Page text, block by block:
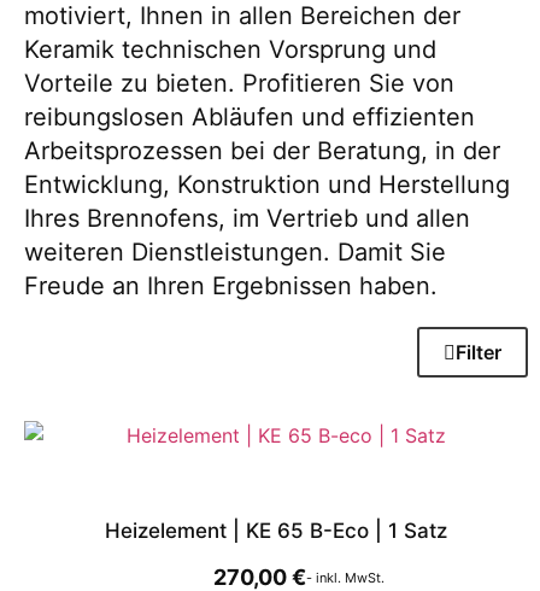
motiviert, Ihnen in allen Bereichen der
Keramik technischen Vorsprung und
Vorteile zu bieten. Profitieren Sie von
reibungslosen Abläufen und effizienten
Arbeitsprozessen bei der Beratung, in der
Entwicklung, Konstruktion und Herstellung
Ihres Brennofens, im Vertrieb und allen
weiteren Dienstleistungen. Damit Sie
Freude an Ihren Ergebnissen haben.
Filter
Heizelement | KE 65 B-Eco | 1 Satz
270,00€- inkl. MwSt.